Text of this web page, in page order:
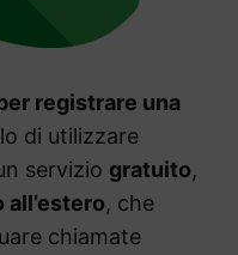
registrare una
di utilizzare
servizio gratuito,
, che
chiamate